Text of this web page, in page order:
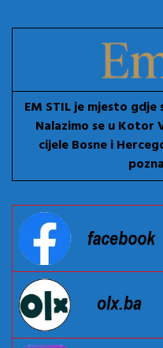
EM STIL je mjesto
Nalazimo se u Kotor
cijele Bosne i